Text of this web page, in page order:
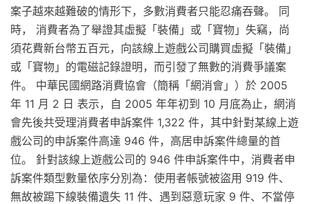
案子越來越難破的情形下，多數消費者只能忍痛吞聲。 同
時， 消費者為了舉證其虛擬「裝備」或「寶物」失竊，尚
須花費新台幣五百元，向該線上遊戲公司購買虛擬「裝備」
或「寶物」的電磁記錄證明，而引發了無數的消費爭議案
件。 中華民國網路消費協會（簡稱「網消會」）於 2005
年 11 月 2 日 表示，自 2005 年年初到 10 月底為止，網消
會先後共受理消費者申訴案件 1,322 件，其中針對某線上遊
戲公司的申訴案件高達 946 件，高居申訴案件總量的首
位。 針對該線上遊戲公司的 946 件申訴案件中，消費者申
訴案件類型數量依序分別為：使用者帳號被盜用 919 件、
無故被踢下線裝備遺失 11 件、遇到惡意玩家 9 件、不當停